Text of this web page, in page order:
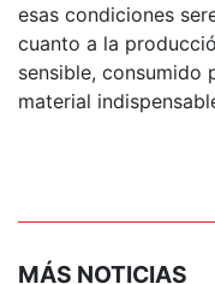
esas condiciones
cuanto a la
sensible, consumido
material
MÁS NOTICIAS